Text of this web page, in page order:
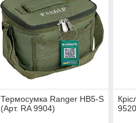
Термосумка Ranger HB5-S
(Арт. RA 9904)